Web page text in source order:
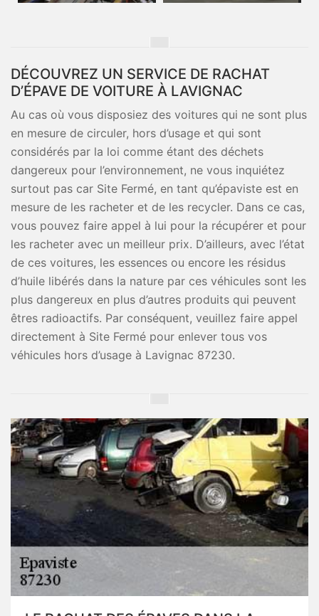
DÉCOUVREZ UN SERVICE DE RACHAT
D’ÉPAVE DE VOITURE À LAVIGNAC
Au cas où vous disposiez des voitures qui ne sont plus
en mesure de circuler, hors d’usage et qui sont
considérés par la loi comme étant des déchets
dangereux pour l’environnement, ne vous inquiétez
surtout pas car Site Fermé, en tant qu’épaviste est en
mesure de les racheter et de les recycler. Dans ce cas,
vous pouvez faire appel à lui pour la récupérer et pour
les racheter avec un meilleur prix. D’ailleurs, avec l’état
de ces voitures, les essences ou encore les résidus
d’huile libérés dans la nature par ces véhicules sont les
plus dangereux en plus d’autres produits qui peuvent
êtres radioactifs. Par conséquent, veuillez faire appel
directement à Site Fermé pour enlever tous vos
véhicules hors d’usage à Lavignac 87230.